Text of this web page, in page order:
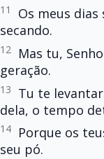
11
Os meus
secando.
12
Mas tu,
geração.
13
Tu te
dela, o tempo
14
Porque os
seu pó.